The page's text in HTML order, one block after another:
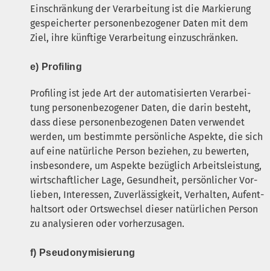
Ein­schrän­kung der Ver­ar­bei­tung ist die Mar­kie­rung
gespei­cher­ter per­so­nen­be­zo­ge­ner Daten mit dem
Ziel, ihre künf­ti­ge Ver­ar­bei­tung einzuschränken.
e) Pro­fil­ing
Pro­fil­ing ist jede Art der auto­ma­ti­sier­ten Ver­ar­bei­
tung per­so­nen­be­zo­ge­ner Daten, die dar­in besteht,
dass die­se per­so­nen­be­zo­ge­nen Daten ver­wen­det
wer­den, um bestimm­te per­sön­li­che Aspek­te, die sich
auf eine natür­li­che Per­son bezie­hen, zu bewer­ten,
ins­be­son­de­re, um Aspek­te bezüg­lich Arbeits­leis­tung,
wirt­schaft­li­cher Lage, Gesund­heit, per­sön­li­cher Vor­
lie­ben, Inter­es­sen, Zuver­läs­sig­keit, Ver­hal­ten, Auf­ent­
halts­ort oder Orts­wech­sel die­ser natür­li­chen Per­son
zu ana­ly­sie­ren oder vorherzusagen.
f) Pseud­ony­mi­sie­rung